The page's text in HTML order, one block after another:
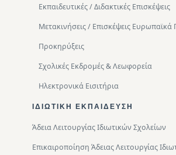
Εκπαιδευτικές / Διδακτικές Επισκέψεις
Μετακινήσεις / Επισκέψεις
Προκηρύξεις
Σχολικές Εκδρομές & Λεωφορεία
Ηλεκτρονικά Εισιτήρια
ΙΔΙΩΤΙΚΉ ΕΚΠΑΊΔΕΥΣΗ
Άδεια Λειτουργίας Ιδιωτικών Σχολείων
Επικαιροποίηση Άδειας Λειτουργίας